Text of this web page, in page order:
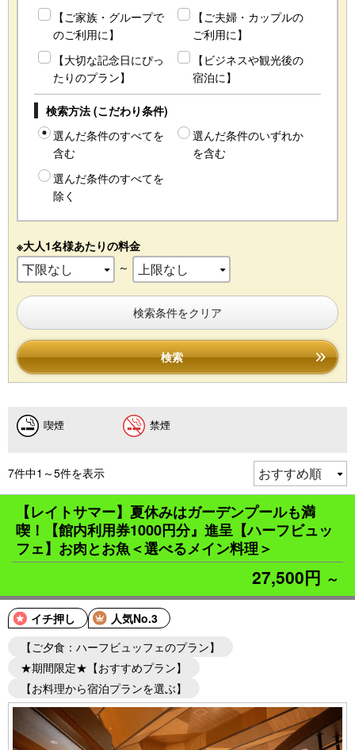
【ご家族・グループで
のご利用に】
【ご夫婦・カップルの
ご利用に】
【大切な記念日にぴっ
たりのプラン】
【ビジネスや観光後の
宿泊に】
検索方法 (こだわり条件)
選んだ条件のすべてを
含む
選んだ条件のいずれか
を含む
選んだ条件のすべてを
除く
※大人1名様あたりの料金
～
検索条件をクリア
検索
喫煙 禁煙
7件中1～5件を表示
【レイトサマー】夏休みはガーデンプールも満
喫！【館内利用券1000円分』進呈【ハーフビュッ
フェ】お肉とお魚＜選べるメイン料理＞
27,500円 ～
イチ押し
人気No.3
【ご夕食：ハーフビュッフェのプラン】
★期間限定★【おすすめプラン】
【お料理から宿泊プランを選ぶ】